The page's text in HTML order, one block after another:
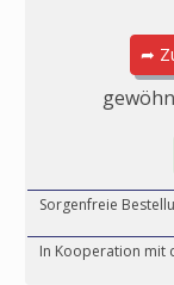
➦
Sorgenfreie
In Kooperation mit